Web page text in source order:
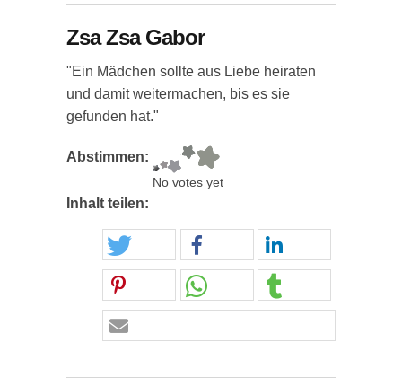
Zsa Zsa Gabor
"Ein Mädchen sollte aus Liebe heiraten
und damit weitermachen, bis es sie
gefunden hat."
Abstimmen:
No votes yet
Inhalt teilen: